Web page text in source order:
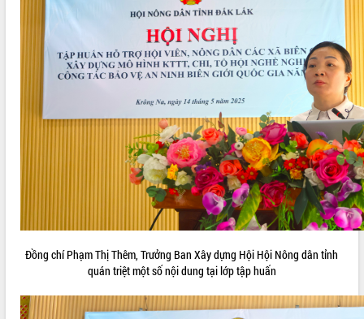
Đồng chíPhạm Thị Thêm, Trưởng Ban Xây dựng Hội Hội Nông dân tỉnh
quán triệt một số nội dung tại lớp tập huấn